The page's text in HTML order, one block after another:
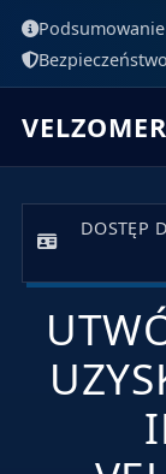
DOSTĘP